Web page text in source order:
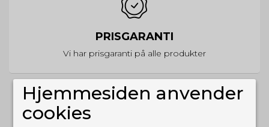
PRISGARANTI
Vi har prisgaranti på alle produkter
Hjemmesiden anvender
cookies